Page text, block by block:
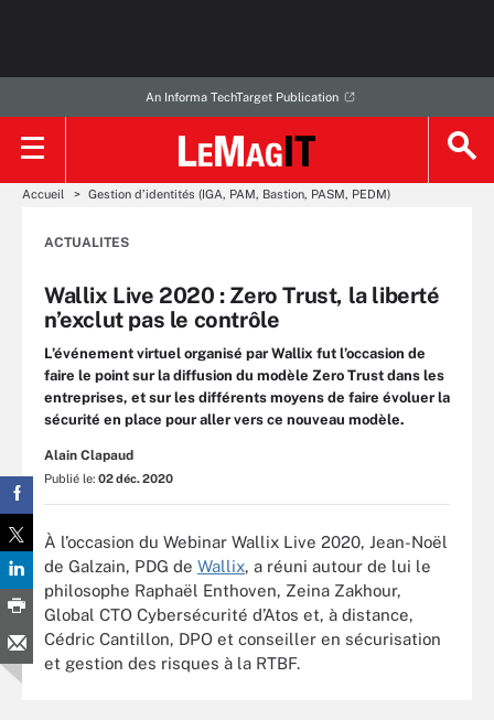
An Informa TechTarget Publication
Accueil Gestion d’identités (IGA, PAM, Bastion, PASM, PEDM)
ACTUALITES
Wallix Live 2020 : Zero Trust, la liberté
n’exclut pas le contrôle
L’événement virtuel organisé par Wallix fut l’occasion de
faire le point sur la diffusion du modèle Zero Trust dans les
entreprises, et sur les différents moyens de faire évoluer la
sécurité en place pour aller vers ce nouveau modèle.
Alain Clapaud
Publié le: 02 déc. 2020
À l’occasion du Webinar Wallix Live 2020, Jean-Noël
de Galzain, PDG de Wallix, a réuni autour de lui le
philosophe Raphaël Enthoven, Zeina Zakhour,
Global CTO Cybersécurité d’Atos et, à distance,
Cédric Cantillon, DPO et conseiller en sécurisation
et gestion des risques à la RTBF.